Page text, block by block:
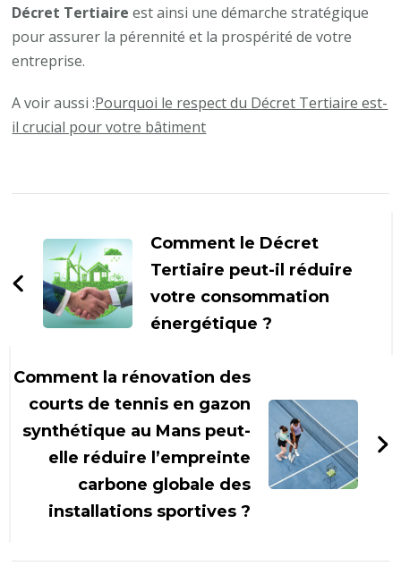
Décret Tertiaire est ainsi une démarche stratégique
pour assurer la pérennité et la prospérité de votre
entreprise.
A voir aussi :Pourquoi le respect du Décret Tertiaire est-
il crucial pour votre bâtiment
d'article
Comment le Décret
Tertiaire peut-il réduire
votre consommation
énergétique ?
Comment la rénovation des
courts de tennis en gazon
synthétique au Mans peut-
elle réduire l’empreinte
carbone globale des
installations sportives ?